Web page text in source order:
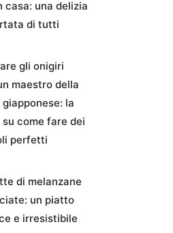
casa: una delizia
di tutti
gli onigiri
maestro della
la
come fare dei
perfetti
di melanzane
un piatto
e irresistibile